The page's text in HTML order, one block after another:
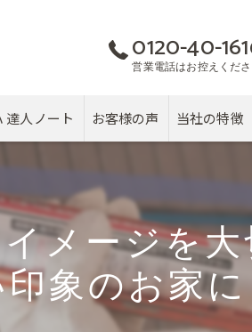
0120-40-
営業電話はお控えくださ
達人ノート お客様の声 当社の特徴
屋根
カバー工法
塗り替え
雨漏り
イメージ
象のお家